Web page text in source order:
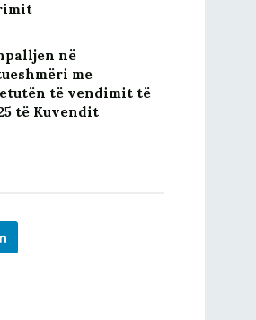
në
me
të vendimit të
të Kuvendit